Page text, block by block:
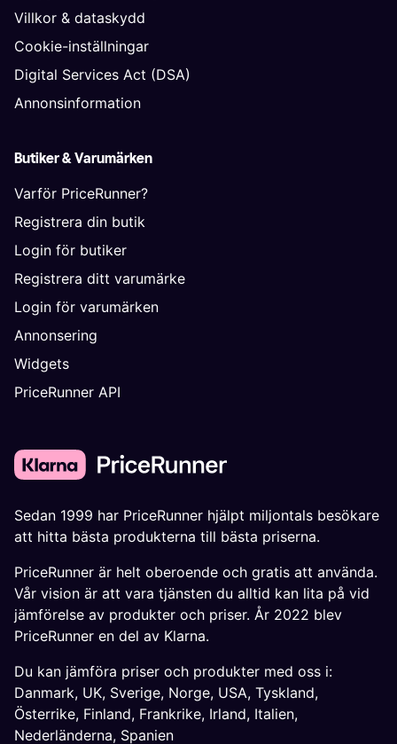
Villkor & dataskydd
Cookie-inställningar
Digital Services Act (DSA)
Annonsinformation
Butiker & Varumärken
Varför PriceRunner?
Registrera din butik
Login för butiker
Registrera ditt varumärke
Login för varumärken
Annonsering
Widgets
PriceRunner API
Sedan 1999 har PriceRunner hjälpt miljontals besökare
att hitta bästa produkterna till bästa priserna.
PriceRunner är helt oberoende och gratis att använda.
Vår vision är att vara tjänsten du alltid kan lita på vid
jämförelse av produkter och priser. År 2022 blev
PriceRunner en del av Klarna.
Du kan jämföra priser och produkter med oss i:
Danmark, UK, Sverige, Norge, USA, Tyskland,
Österrike, Finland, Frankrike, Irland, Italien,
Nederländerna, Spanien